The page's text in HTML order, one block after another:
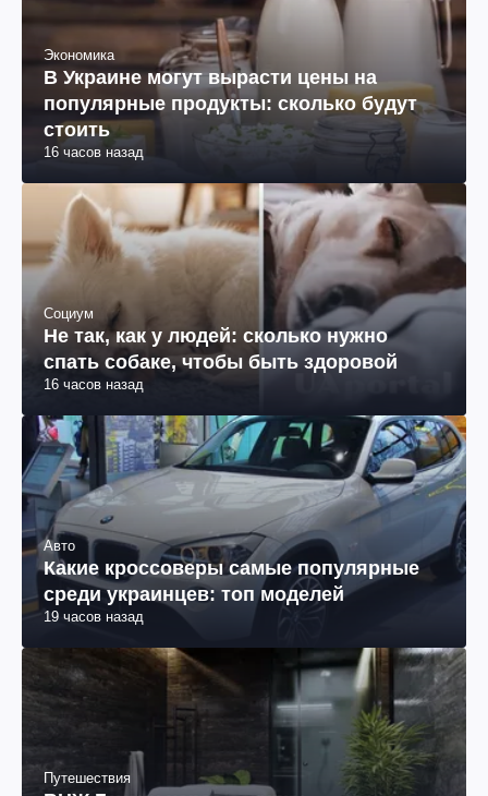
Экономика
В Украине могут вырасти цены на
популярные продукты: сколько будут
стоить
16 часов назад
Социум
Не так, как у людей: сколько нужно
спать собаке, чтобы быть здоровой
16 часов назад
Авто
Какие кроссоверы самые популярные
среди украинцев: топ моделей
19 часов назад
Путешествия